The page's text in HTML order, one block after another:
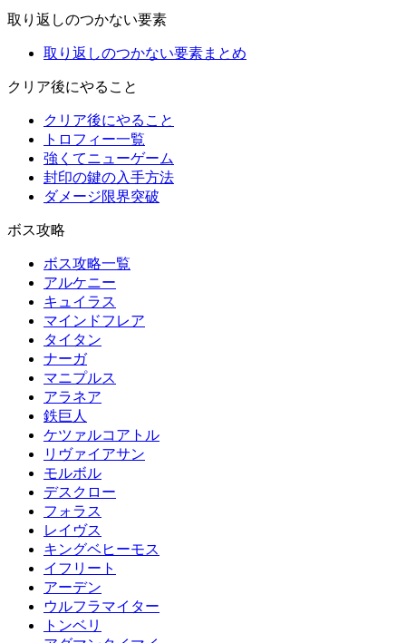
取り返しのつかない要素
取り返しのつかない要素まとめ
クリア後にやること
クリア後にやること
トロフィー一覧
強くてニューゲーム
封印の鍵の入手方法
ダメージ限界突破
ボス攻略
ボス攻略一覧
アルケニー
キュイラス
マインドフレア
タイタン
ナーガ
マニプルス
アラネア
鉄巨人
ケツァルコアトル
リヴァイアサン
モルボル
デスクロー
フォラス
レイヴス
キングベヒーモス
イフリート
アーデン
ウルフラマイター
トンベリ